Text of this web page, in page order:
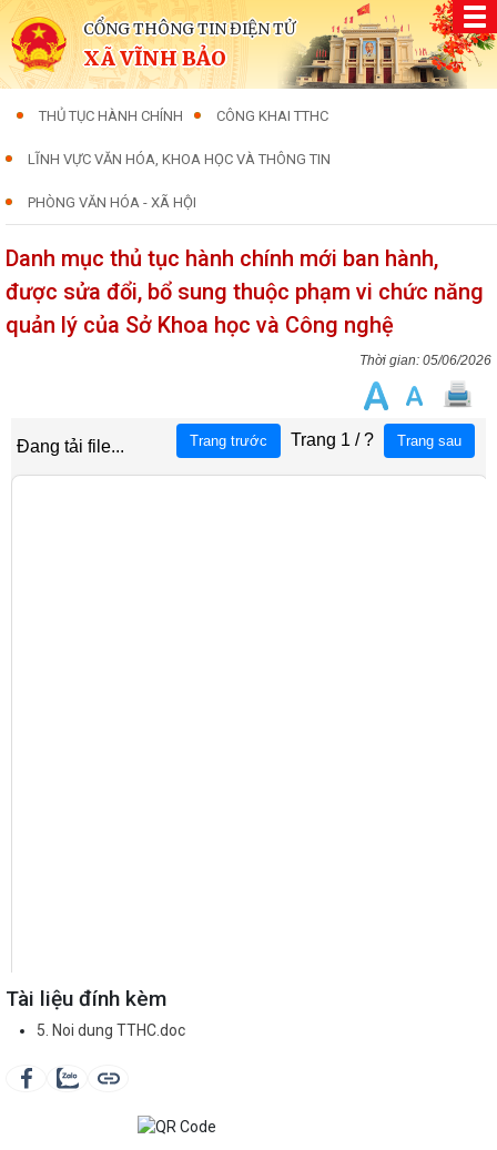
CỔNG THÔNG TIN ĐIỆN TỬ
XÃ VĨNH BẢO
THỦ TỤC HÀNH CHÍNH CÔNG KHAI TTHC
LĨNH VỰC VĂN HÓA, KHOA HỌC VÀ THÔNG TIN
PHÒNG VĂN HÓA - XÃ HỘI
Danh mục thủ tục hành chính mới ban hành,
được sửa đổi, bổ sung thuộc phạm vi chức năng
quản lý của Sở Khoa học và Công nghệ
05/06/2026
Tài liệu đính kèm
5. Noi dung TTHC.doc